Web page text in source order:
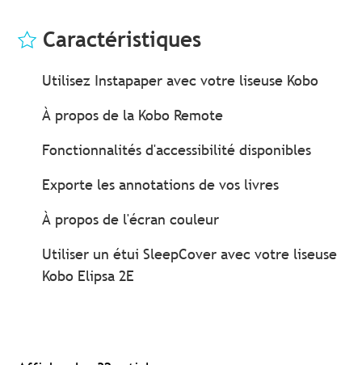
Caractéristiques
Utilisez Instapaper avec votre liseuse Kobo
À propos de la Kobo Remote
Fonctionnalités d'accessibilité disponibles
Exporte les annotations de vos livres
À propos de l'écran couleur
Utiliser un étui SleepCover avec votre liseuse
Kobo Elipsa 2E